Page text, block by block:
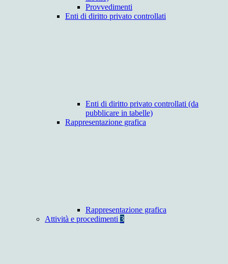
Provvedimenti
Enti di diritto privato controllati
Enti di diritto privato controllati (da
pubblicare in tabelle)
Rappresentazione grafica
Rappresentazione grafica
Attività e procedimenti 3